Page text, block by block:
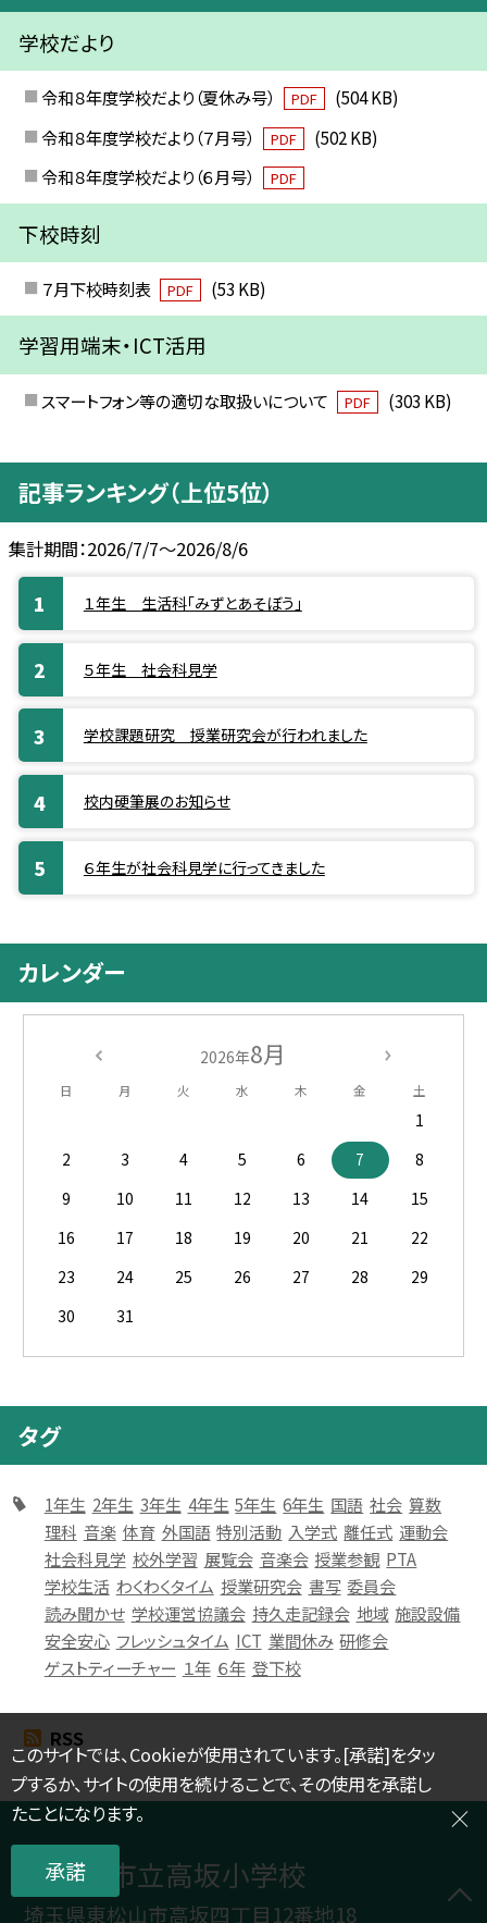
学校だより
令和８年度学校だより（夏休み号） PDF
(504 KB)
令和８年度学校だより（７月号）
PDF
(502 KB)
令和８年度学校だより（６月号）
PDF
下校時刻
７月下校時刻表 PDF (53 KB)
学習用端末・ICT活用
スマートフォン等の適切な取扱いについて PDF (303 KB)
記事ランキング（上位5位）
集計期間：2026/7/7～2026/8/6
１年生 生活科「みずとあそぼう」
５年生 社会科見学
学校課題研究 授業研究会が行われました
校内硬筆展のお知らせ
６年生が社会科見学に行ってきました
カレンダー
2026年8月
日 月 火 水 木 金 土
1
2
3 4 5 6 7
8
9
10 11 12 13 14
15
16
17 18 19 20 21
22
23
24 25 26 27 28
29
30
31
タグ
1年生 2年生 3年生 4年生 5年生 6年生 国語 社会 算数
理科 音楽 体育 外国語 特別活動 入学式 離任式 運動会
社会科見学 校外学習 展覧会 音楽会 授業参観 PTA
学校生活 わくわくタイム 授業研究会 書写 委員会
読み聞かせ 学校運営協議会 持久走記録会 地域 施設設備
安全安心 フレッシュタイム ICT 業間休み 研修会
ゲストティーチャー １年 ６年 登下校
RSS
東松山市立高坂小学校
埼玉県東松山市高坂四丁目12番地18
このサイトでは、Cookieが使用されています。[承諾]をタッ
プするか、サイトの使用を続けることで、その使用を承諾し
たことになります。
承諾